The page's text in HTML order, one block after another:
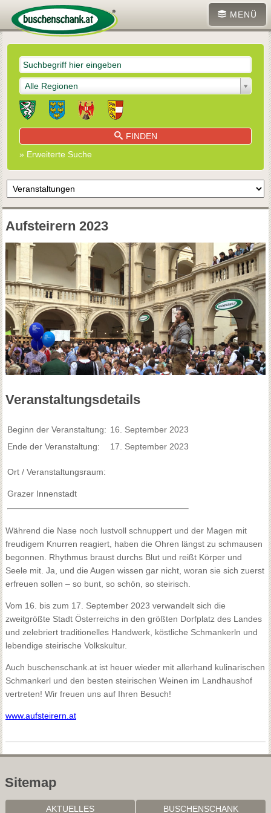
MENÜ
Alle Regionen
FINDEN
» Erweiterte Suche
Aufsteirern 2023
Veranstaltungsdetails
Beginn der Veranstaltung: 16. September 2023
Ende der Veranstaltung:
17. September 2023
Ort / Veranstaltungsraum:
Grazer Innenstadt
Während die Nase noch lustvoll schnuppert und der Magen mit
freudigem Knurren reagiert, haben die Ohren längst zu schmausen
begonnen. Rhythmus braust durchs Blut und reißt Körper und
Seele mit. Ja, und die Augen wissen gar nicht, woran sie sich zuerst
erfreuen sollen – so bunt, so schön, so steirisch.
Vom 16. bis zum 17. September 2023 verwandelt sich die
zweitgrößte Stadt Österreichs in den größten Dorfplatz des Landes
und zelebriert traditionelles Handwerk, köstliche Schmankerln und
lebendige steirische Volkskultur.
Auch buschenschank.at ist heuer wieder mit allerhand kulinarischen
Schmankerl und den besten steirischen Weinen im Landhaushof
vertreten! Wir freuen uns auf Ihren Besuch!
www.aufsteirern.at
Sitemap
AKTUELLES BUSCHENSCHANK